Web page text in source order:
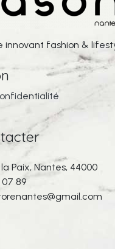
innovant fashion &
Paix, Nantes, 44000
89